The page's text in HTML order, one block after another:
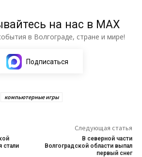
на нас в МАХ
в Волгограде, стране и мире!
Подписаться
компьютерные игры
стали
Следующая статья
В северной части
Волгоградской области выпал
первый снег